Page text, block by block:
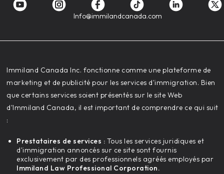
Info@immilandcanada.com
‍Immiland Canada Inc. fonctionne comme une plateforme de
marketing et de publicité pour les services d'immigration. Bien
que certains services soient présentés sur le site Web
d'Immiland Canada, il est important de comprendre ce qui suit
:
Prestataires de services : Tous les services juridiques et
d'immigration annoncés sur ce site sont fournis
exclusivement par des professionnels agréés employés par
Immiland Law Professional Corporation.